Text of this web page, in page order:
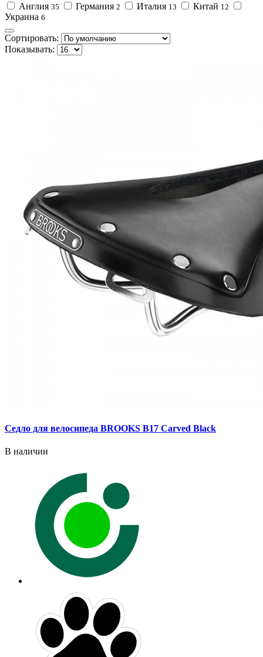
Англия 35 Германия 2 Италия 13 Китай 12
Украина 6
Сортировать:
Показывать:
Седло для велосипеда BROOKS B17 Carved Black
В наличии